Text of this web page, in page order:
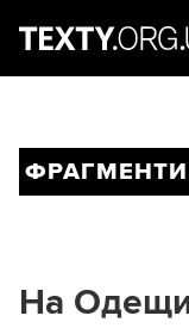
ФРАГМЕНТИ
На